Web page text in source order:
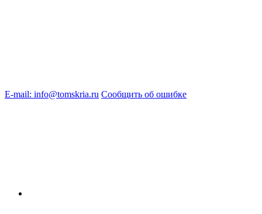
E-mail: info@tomskria.ru Сообщить об ошибке